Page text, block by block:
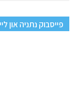
פייסבוק נתניה און